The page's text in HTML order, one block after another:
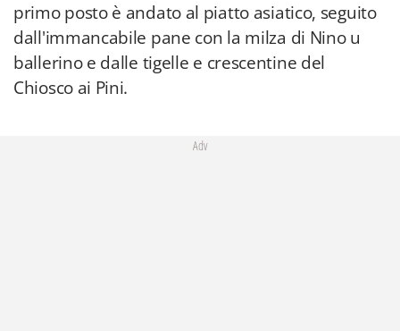
primo posto è andato al piatto asiatico, seguito
dall'immancabile pane con la milza di Nino u
ballerino e dalle tigelle e crescentine del
Chiosco ai Pini.
Adv